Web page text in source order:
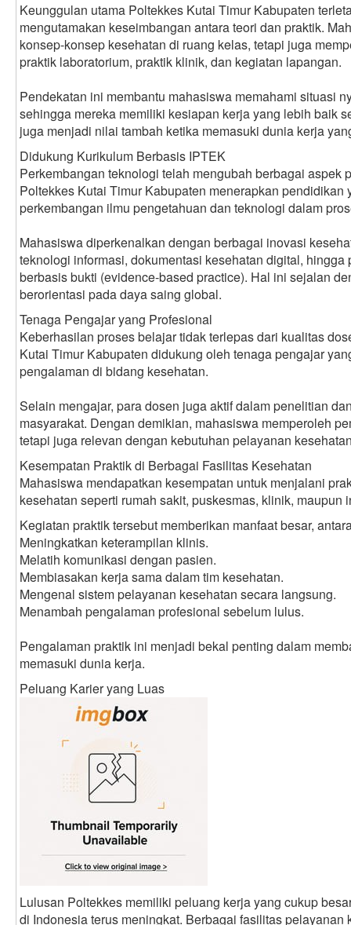
Keunggulan utama Poltekkes Kutai Timur Kabupaten
mengutamakan keseimbangan antara teori dan praktik.
konsep-konsep kesehatan di ruang kelas, tetapi juga
praktik laboratorium, praktik klinik, dan kegiatan lapangan.
Pendekatan ini membantu mahasiswa memahami situasi
sehingga mereka memiliki kesiapan kerja yang lebih baik
juga menjadi nilai tambah ketika memasuki dunia kerja
Didukung Kurikulum Berbasis IPTEK
Perkembangan teknologi telah mengubah berbagai aspek
Poltekkes Kutai Timur Kabupaten menerapkan pendidikan
perkembangan ilmu pengetahuan dan teknologi dalam
Mahasiswa diperkenalkan dengan berbagai inovasi
teknologi informasi, dokumentasi kesehatan digital,
berbasis bukti (evidence-based practice). Hal ini sejalan
berorientasi pada daya saing global.
Tenaga Pengajar yang Profesional
Keberhasilan proses belajar tidak terlepas dari kualitas
Kutai Timur Kabupaten didukung oleh tenaga pengajar
pengalaman di bidang kesehatan.
Selain mengajar, para dosen juga aktif dalam penelitian
masyarakat. Dengan demikian, mahasiswa memperoleh
tetapi juga relevan dengan kebutuhan pelayanan
Kesempatan Praktik di Berbagai Fasilitas Kesehatan
Mahasiswa mendapatkan kesempatan untuk menjalani
kesehatan seperti rumah sakit, puskesmas, klinik, maupun
Kegiatan praktik tersebut memberikan manfaat besar,
Meningkatkan keterampilan klinis.
Melatih komunikasi dengan pasien.
Membiasakan kerja sama dalam tim kesehatan.
Mengenal sistem pelayanan kesehatan secara langsung.
Menambah pengalaman profesional sebelum lulus.
Pengalaman praktik ini menjadi bekal penting dalam
memasuki dunia kerja.
Peluang Karier yang Luas
Lulusan Poltekkes memiliki peluang kerja yang cukup
di Indonesia terus meningkat. Berbagai fasilitas pelayanan